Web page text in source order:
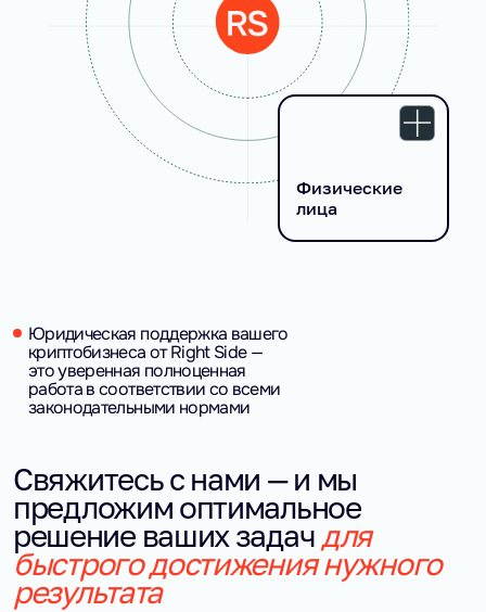
Физические
лица
Юридическая поддержка вашего
криптобизнеса от Right Side —
это уверенная полноценная
работа в соответствии со всеми
законодательными нормами
Свяжитесь с нами — и мы
предложим оптимальное
решение ваших задач для
быстрого достижения нужного
результата